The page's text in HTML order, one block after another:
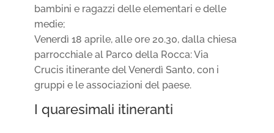
bambini e ragazzi delle elementari e delle
medie;
Venerdì 18 aprile, alle ore 20.30, dalla chiesa
parrocchiale al Parco della Rocca: Via
Crucis itinerante del Venerdì Santo, con i
gruppi e le associazioni del paese.
I quaresimali itineranti